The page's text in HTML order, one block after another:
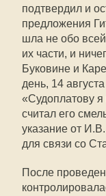
подтвердил и
предложения
шла не обо
их части, и
Буковине и
день, 14
«Судоплатову
считал его
указание от
для связи со
После